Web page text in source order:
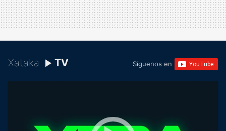
Xataka TV Síguenos en